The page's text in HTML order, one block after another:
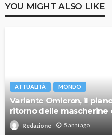
YOU MIGHT ALSO LIKE
ATTUALITÀ MONDO
Variante Omicron, il
ritorno delle mascherine
Redazione 5 anni ago